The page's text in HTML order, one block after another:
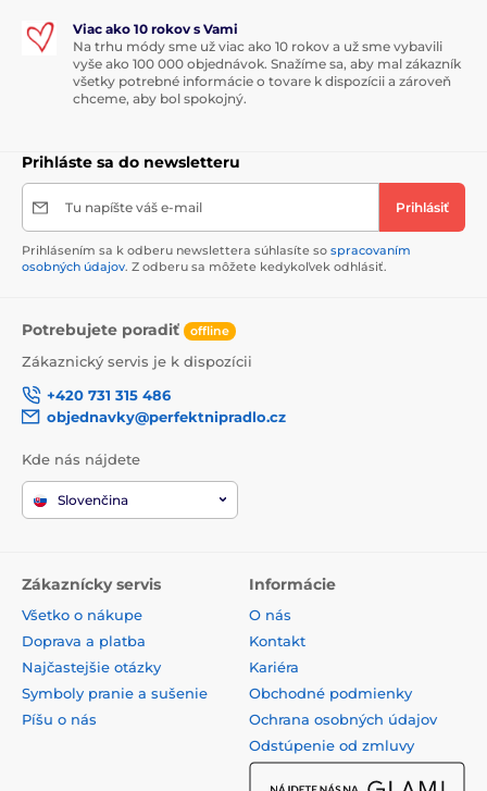
Viac ako 10 rokov s Vami
Na trhu módy sme už viac ako 10 rokov a už sme vybavili
vyše ako 100 000 objednávok. Snažíme sa, aby mal zákazník
všetky potrebné informácie o tovare k dispozícii a zároveň
chceme, aby bol spokojný.
Prihláste sa do newsletteru
Tu napíšte váš e-mail Prihlásiť
Prihlásením sa k odberu newslettera súhlasíte so spracovaním
osobných údajov. Z odberu sa môžete kedykoľvek odhlásiť.
Potrebujete poradiť offline
Zákaznický servis je k dispozícii
+420 731 315 486
objednavky@perfektnipradlo.cz
Kde nás nájdete
Slovenčina
Zákaznícky servis
Všetko o nákupe
Doprava a platba
Najčastejšie otázky
Symboly pranie a sušenie
Píšu o nás
Informácie
O nás
Kontakt
Kariéra
Obchodné podmienky
Ochrana osobných údajov
Odstúpenie od zmluvy